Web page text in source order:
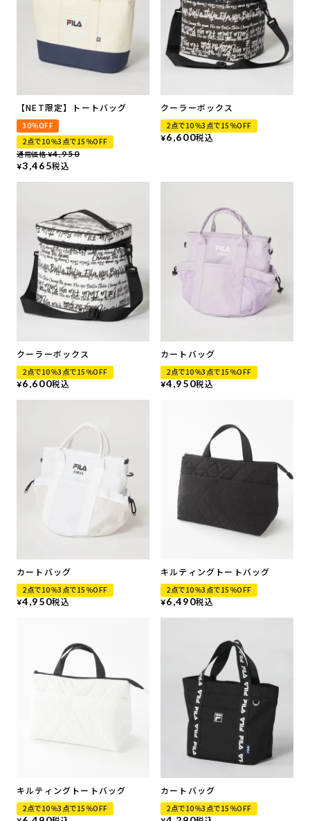
【NET限定】トートバッグ
30％OFF
2点で10％3点で15％OFF
通常価格 ¥4,950
¥3,465税込
クーラーボックス
2点で10％3点で15％OFF
¥6,600税込
クーラーボックス
2点で10％3点で15％OFF
¥6,600税込
カートバッグ
2点で10％3点で15％OFF
¥4,950税込
カートバッグ
2点で10％3点で15％OFF
¥4,950税込
キルティングトートバッグ
2点で10％3点で15％OFF
¥6,490税込
キルティングトートバッグ
2点で10％3点で15％OFF
カートバッグ
2点で10％3点で15％OFF